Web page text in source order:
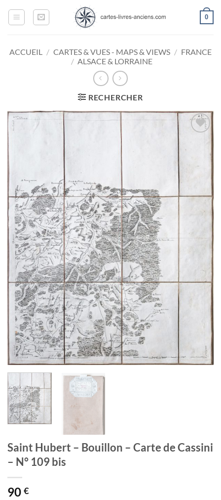
0
ACCUEIL / CARTES & VUES - MAPS & VIEWS / FRANCE
/ ALSACE & LORRAINE
RECHERCHER
Saint Hubert – Bouillon – Carte de Cassini
– N° 109 bis
90 €